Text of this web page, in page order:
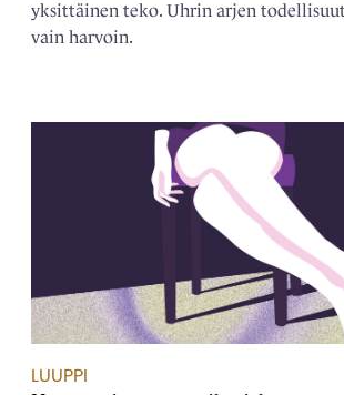
yksittäinen teko. Uhrin arjen
vain harvoin.
LUUPPI